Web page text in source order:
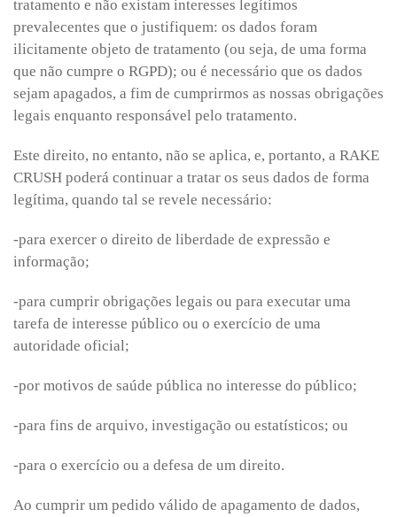
tratamento e não existam interesses legítimos
prevalecentes que o justifiquem: os dados foram
ilicitamente objeto de tratamento (ou seja, de uma forma
que não cumpre o RGPD); ou é necessário que os dados
sejam apagados, a fim de cumprirmos as nossas obrigações
legais enquanto responsável pelo tratamento.
Este direito, no entanto, não se aplica, e, portanto, a RAKE
CRUSH poderá continuar a tratar os seus dados de forma
legítima, quando tal se revele necessário:
-para exercer o direito de liberdade de expressão e
informação;
-para cumprir obrigações legais ou para executar uma
tarefa de interesse público ou o exercício de uma
autoridade oficial;
-por motivos de saúde pública no interesse do público;
-para fins de arquivo, investigação ou estatísticos; ou
-para o exercício ou a defesa de um direito.
Ao cumprir um pedido válido de apagamento de dados,